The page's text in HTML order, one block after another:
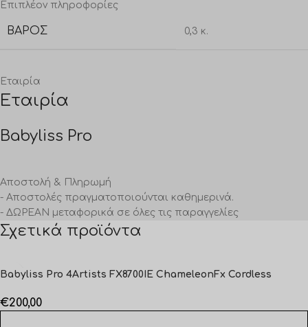
Επιπλέον πληροφορίες
ΒΆΡΟΣ 0,3 κ.
Εταιρία
Εταιρία
Babyliss Pro
Αποστολή & Πληρωμή
- Αποστολές πραγματοποιούνται καθημερινά.
- ΔΩΡΕΑΝ μεταφορικά σε όλες τις παραγγελίες
Σχετικά προϊόντα
Babyliss Pro 4Artists FX8700IE ChameleonFx Cordless
€200,00